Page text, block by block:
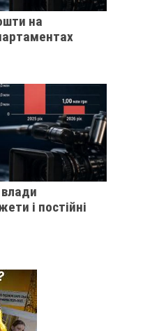
на
влади
і постійні